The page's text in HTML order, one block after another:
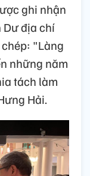
ghi nhận
Dư địa chí
"Làng
những năm
tách làm
Hải.